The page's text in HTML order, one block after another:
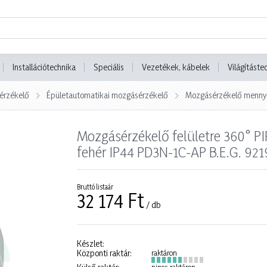
Installációtechnika Speciális Vezetékek, kábelek
Épületautomatikai mozgásérzékelő Mozgásérzékelő
Mozgásérzékelő felületre 360°
fehér IP44 PD3N-1C-AP B.E.G.
Bruttó listaár
32 174 Ft / db
Készlet:
Központi raktár:
raktáron